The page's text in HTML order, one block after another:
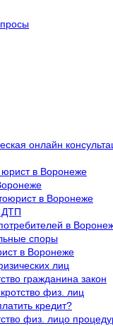
онлайн
в Воронеже
в Воронеже
ДТП
в
споры
в Воронеже
лиц
гражданина закон
физ. лиц
кредит?
физ. лицо